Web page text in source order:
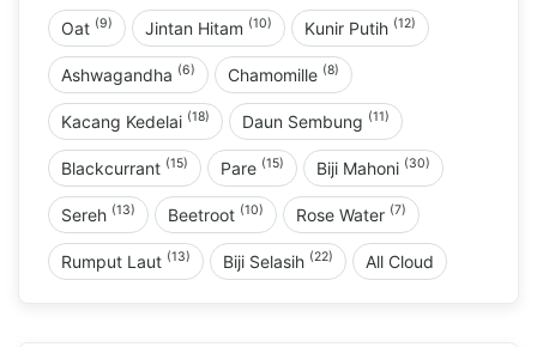
Oat (9) Jintan Hitam (10) Kunir Putih (12)
Ashwagandha (6) Chamomille (8)
Kacang Kedelai (18) Daun Sembung (11)
Blackcurrant (15) Pare (15) Biji Mahoni (30)
Sereh (13) Beetroot (10) Rose Water (7)
Rumput Laut (13) Biji Selasih (22) All Cloud